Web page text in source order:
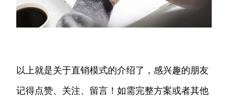
以上就是关于直销模式的介绍了，感兴趣的朋友
记得点赞、关注、留言！如需完整方案或者其他